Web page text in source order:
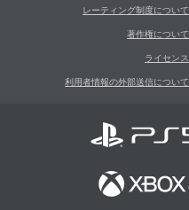
レーティング制度について
著作権について
ライセンス
利用者情報の外部送信について